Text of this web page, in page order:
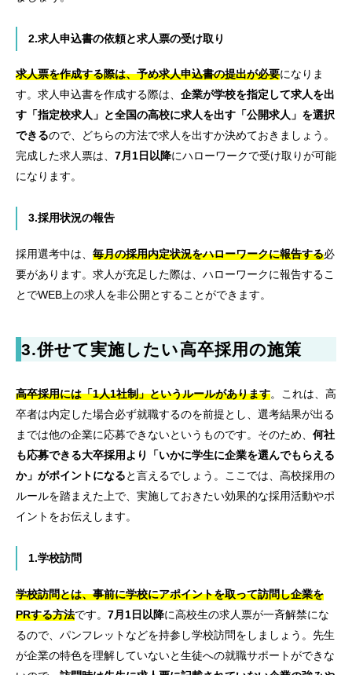
2.求人申込書の依頼と求人票の受け取り
求人票を作成する際は、予め求人申込書の提出が必要になりま
す。求人申込書を作成する際は、 企業が学校を指定して求人を出
す「指定校求人」と全国の高校に求人を出す「公開求人」を選択
できるので、どちらの方法で求人を出すか決めておきましょう。
完成した求人票は、 7月1日以降にハローワークで受け取りが可能
になります。
3.採用状況の報告
採用選考中は、 毎月の採用内定状況をハローワークに報告する必
要があります。求人が充足した際は、ハローワークに報告するこ
とでWEB上の求人を非公開とすることができます。
3.併せて実施したい高卒採用の施策
高卒採用には「1人1社制」というルールがあります。これは、高
卒者は内定した場合必ず就職するのを前提とし、選考結果が出る
までは他の企業に応募できないというものです。そのため、 何社
も応募できる大卒採用より「いかに学生に企業を選んでもらえる
か」がポイントになると言えるでしょう。ここでは、高校採用の
ルールを踏まえた上で、実施しておきたい効果的な採用活動やポ
イントをお伝えします。
1.学校訪問
学校訪問とは、事前に学校にアポイントを取って訪問し企業を
PRする方法です。 7月1日以降に高校生の求人票が一斉解禁にな
るので、パンフレットなどを持参し学校訪問をしましょう。先生
が企業の特色を理解していないと生徒への就職サポートができな